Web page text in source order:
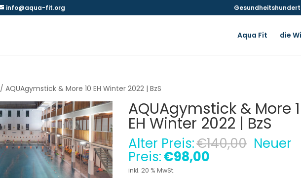
info@aqua-fit.org
Aqua Fit die
/ AQUAgymstick & More 10 EH Winter 2022 | BzS
AQUAgymstick & More
EH Winter 2022 | BzS
Alter Preis:€140,00 Neuer
Preis:€98,00
inkl. 20 % MwSt.